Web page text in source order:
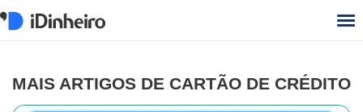
MAIS ARTIGOS DE CARTÃO DE CRÉDITO